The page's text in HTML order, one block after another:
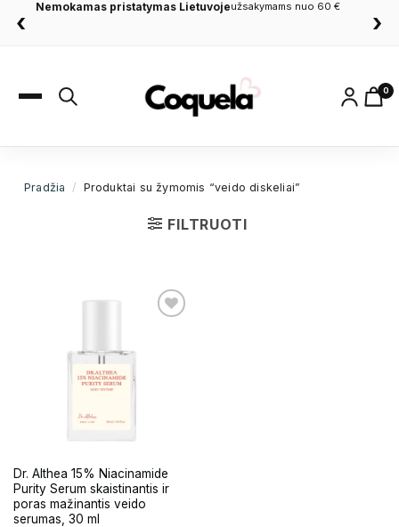
‹
Nemokamas pristatymas Lietuvojeužsakymams nuo 60 €
›
0
Pradžia / Produktai su žymomis “veido diskeliai”
FILTRUOTI
Dr. Althea 15% Niacinamide
Purity Serum skaistinantis ir
poras mažinantis veido
serumas, 30 ml